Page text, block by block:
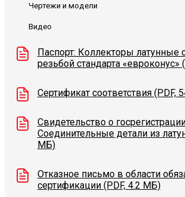
Чертежи и модели
Видео
Паспорт: Коллекторы латунные
резьбой стандарта «евроконус»
Сертификат соответствия (PDF,
Свидетельство о
Соединительные детали из
МБ)
Отказное письмо в области
сертификации (PDF, 4.2 МБ)